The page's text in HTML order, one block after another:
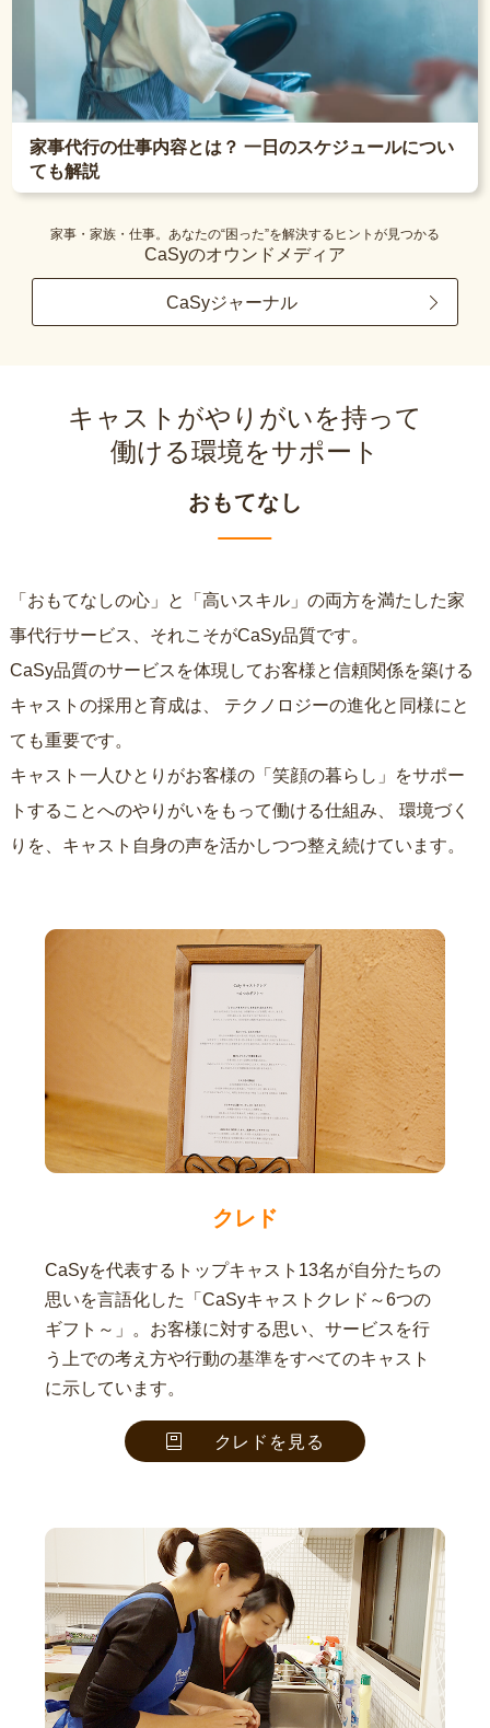
家事代行の仕事内容とは？ 一日のスケジュールについ
ても解説
家事・家族・仕事。あなたの“困った”を解決するヒントが見つかる
CaSyのオウンドメディア
CaSyジャーナル
キャストがやりがいを持って
働ける環境をサポート
おもてなし
「おもてなしの心」と「高いスキル」の両方を満たした家
事代行サービス、それこそがCaSy品質です。
CaSy品質のサービスを体現してお客様と信頼関係を築ける
キャストの採用と育成は、
ても重要です。
キャスト一人ひとりがお客様の「笑顔の暮らし」をサポー
トすることへのやりがいをもって働ける仕組み、
りを、キャスト自身の声を活かしつつ整え続けています。
クレド
CaSyを代表するトップキャスト13名が自分たちの
思いを言語化した「CaSyキャストクレド～6つの
ギフト～」。お客様に対する思い、サービスを行
う上での考え方や行動の基準をすべてのキャスト
に示しています。
クレドを見る